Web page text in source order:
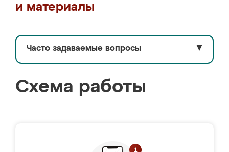
и материалы
Часто задаваемые вопросы ▼
Схема работы